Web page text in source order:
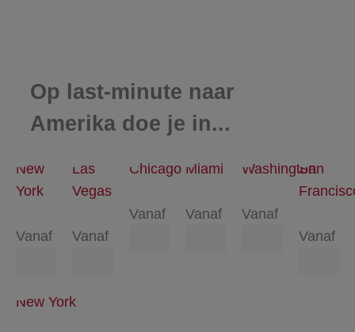
Op last-minute naar
Amerika doe je in...
New
York
Vanaf
Las
Vegas
Vanaf
Chicago
Vanaf
Miami
Vanaf
Washington
Vanaf
San
Vanaf
New York